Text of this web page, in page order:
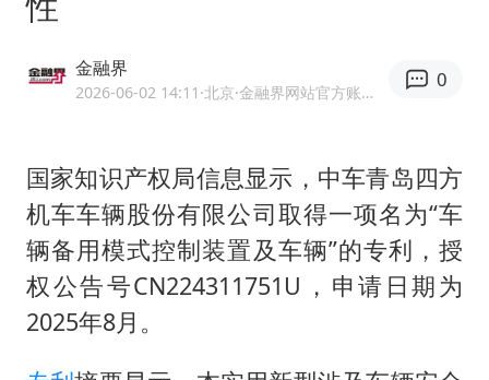
“立秋的第一杯奶茶”又爆单了
女子开一天一夜空调后二氧化碳中毒
台湾海峡南口北上船舶实施交通管制
向鹏0-3不敌张本智和
四川宜宾地震网友称睡觉被摇醒
金融界
2026-06-02 14:11 ·北京 ·金融界网站官方账号 优质财经领域创作者
0
国家知识产权局信息显示，中车青岛四方
机车车辆股份有限公司取得一项名为“车
辆备用模式控制装置及车辆”的专利，授
权公告号CN224311751U，申请日期为
2025年8月。